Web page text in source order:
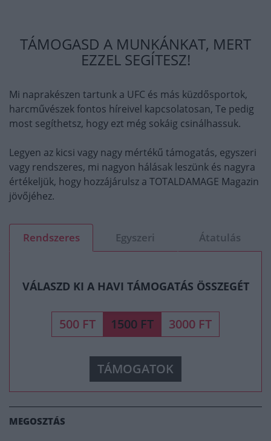
TÁMOGASD A MUNKÁNKAT, MERT
EZZEL SEGÍTESZ!
Mi naprakészen tartunk a UFC és más küzdősportok,
harcművészek fontos híreivel kapcsolatosan, Te pedig
most segíthetsz, hogy ezt még sokáig csinálhassuk.
Legyen az kicsi vagy nagy mértékű támogatás, egyszeri
vagy rendszeres, mi nagyon hálásak leszünk és nagyra
értékeljük, hogy hozzájárulsz a TOTALDAMAGE Magazin
jövőjéhez.
Rendszeres Egyszeri Átatulás
VÁLASZD KI A HAVI TÁMOGATÁS ÖSSZEGÉT
500 FT 1500 FT 3000 FT
TÁMOGATOK
MEGOSZTÁS